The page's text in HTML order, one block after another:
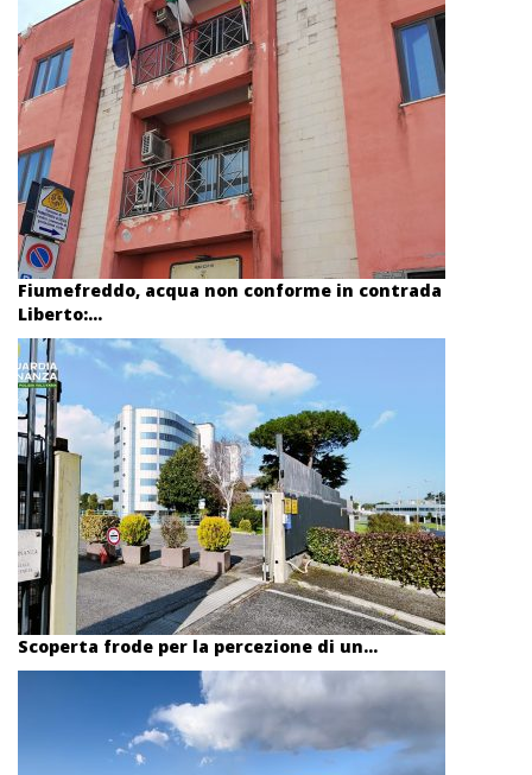
Fiumefreddo, acqua non conforme in contrada
Liberto:...
Scoperta frode per la percezione di un...